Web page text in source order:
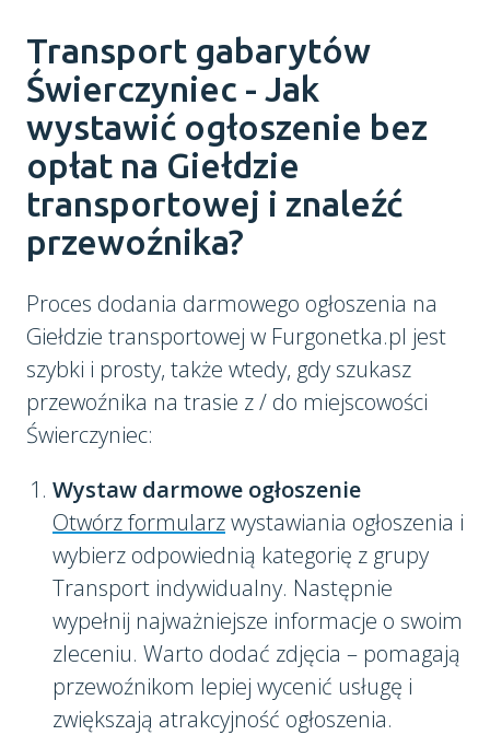
Transport gabarytów
Świerczyniec - Jak
wystawić ogłoszenie bez
opłat na Giełdzie
transportowej i znaleźć
przewoźnika?
Proces dodania darmowego ogłoszenia na
Giełdzie transportowej w Furgonetka.pl jest
szybki i prosty, także wtedy, gdy szukasz
przewoźnika na trasie z / do miejscowości
Świerczyniec:
Wystaw darmowe ogłoszenie
Otwórz formularzwystawiania ogłoszenia i
wybierz odpowiednią kategorię z grupy
Transport indywidualny. Następnie
wypełnij najważniejsze informacje o swoim
zleceniu. Warto dodać zdjęcia – pomagają
przewoźnikom lepiej wycenić usługę i
zwiększają atrakcyjność ogłoszenia.